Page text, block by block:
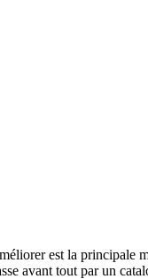
est la principale
avant tout par un